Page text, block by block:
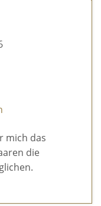
mich das
die